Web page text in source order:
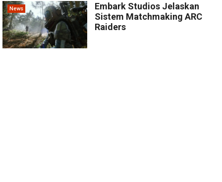
News
Embark Studios Jelaskan
Sistem Matchmaking ARC
Raiders